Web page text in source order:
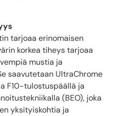
tarjoaa erinomaisen
korkea tiheys tarjoaa
mustia ja
saavutetaan UltraChrome
F10-tulostuspäällä ja
(BEO), joka
yksityiskohtia ja